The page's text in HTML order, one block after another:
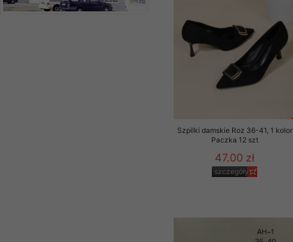
Szpilki damskie Roz 36-41, 1 kolor
Paczka 12 szt
47.00 zł
szczegóły